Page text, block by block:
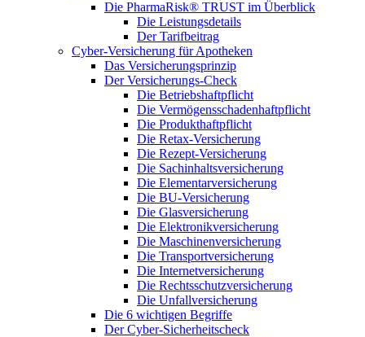
Die PharmaRisk® TRUST im Überblick
Die Leistungsdetails
Der Tarifbeitrag
Cyber-Versicherung für Apotheken
Das Versicherungsprinzip
Der Versicherungs-Check
Die Betriebshaftpflicht
Die Vermögensschadenhaftpflicht
Die Produkthaftpflicht
Die Retax-Versicherung
Die Rezept-Versicherung
Die Sachinhaltsversicherung
Die Elementarversicherung
Die BU-Versicherung
Die Glasversicherung
Die Elektronikversicherung
Die Maschinenversicherung
Die Transportversicherung
Die Internetversicherung
Die Rechtsschutzversicherung
Die Unfallversicherung
Die 6 wichtigen Begriffe
Der Cyber-Sicher­heits­check